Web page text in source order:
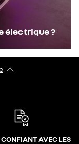
électrique ?
CONFIANT AVEC LES